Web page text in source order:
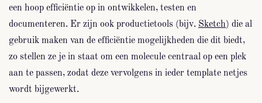
een hoop efficiëntie op in ontwikkelen, testen en
documenteren. Er zijn ook productietools (bijv. Sketch) die al
gebruik maken van de efficiëntie mogelijkheden die dit biedt,
zo stellen ze je in staat om een molecule centraal op een plek
aan te passen, zodat deze vervolgens in ieder template netjes
wordt bijgewerkt.